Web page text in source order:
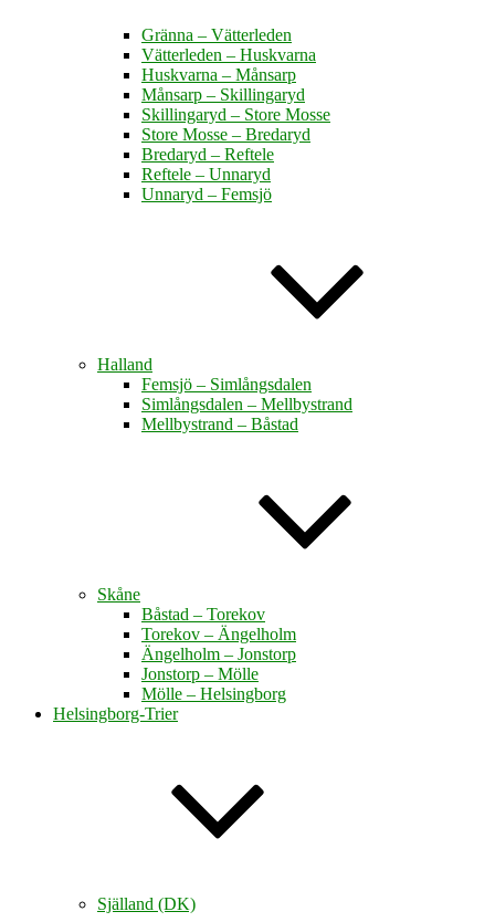
Gränna – Vätterleden
Vätterleden – Huskvarna
Huskvarna – Månsarp
Månsarp – Skillingaryd
Skillingaryd – Store Mosse
Store Mosse – Bredaryd
Bredaryd – Reftele
Reftele – Unnaryd
Unnaryd – Femsjö
Halland
Femsjö – Simlångsdalen
Simlångsdalen – Mellbystrand
Mellbystrand – Båstad
Skåne
Båstad – Torekov
Torekov – Ängelholm
Ängelholm – Jonstorp
Jonstorp – Mölle
Mölle – Helsingborg
Helsingborg-Trier
Själland (DK)